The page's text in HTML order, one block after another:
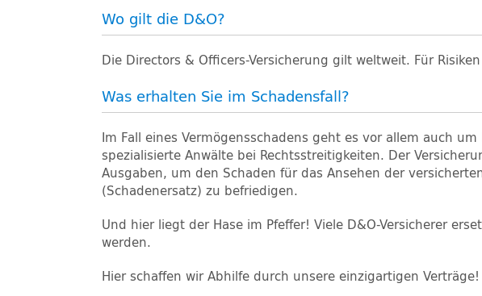
Wo gilt die D&O?
Die Directors & Officers-Versicherung gilt weltweit. Für
Was erhalten Sie im Schadensfall?
Im Fall eines Vermögensschadens geht es vor allem auch
spezialisierte Anwälte bei Rechtsstreitigkeiten. Der
Ausgaben, um den Schaden für das Ansehen der
(Schadenersatz) zu befriedigen.
Und hier liegt der Hase im Pfeffer! Viele D&O-Versicherer
werden.
Hier schaffen wir Abhilfe durch unsere einzigartigen Verträge!